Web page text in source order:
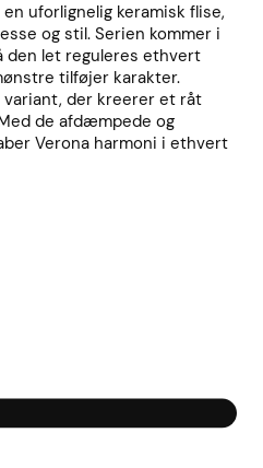
uforlignelig keramisk flise,
og stil. Serien kommer i
den let reguleres ethvert
tilføjer karakter.
variant, der kreerer et råt
de afdæmpede og
Verona harmoni i ethvert